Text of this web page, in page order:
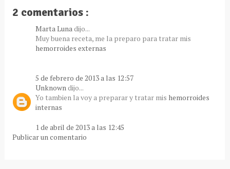
2 comentarios :
Marta Luna dijo...
Muy buena receta, me la preparo para tratar mis
hemorroides externas
5 de febrero de 2013 a las 12:57
Unknown dijo...
Yo tambien la voy a preparar y tratar mis hemorroides
internas
1 de abril de 2013 a las 12:45
Publicar un comentario